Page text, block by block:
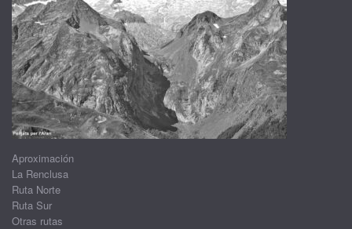
Aproximación
La Renclusa
Ruta Norte
Ruta Sur
Otras rutas